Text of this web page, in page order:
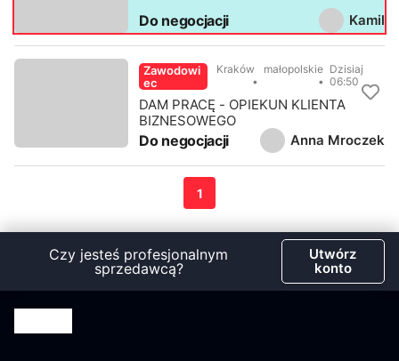
Kamil
Do negocjacji
Anna Mroczek
Zawodowi
ec
Kraków małopolskie Dzisiaj
06:50
DAM PRACĘ - OPIEKUN KLIENTA
BIZNESOWEGO
Do negocjacji
1
Czy jesteś profesjonalnym
sprzedawcą?
Utwórz
konto